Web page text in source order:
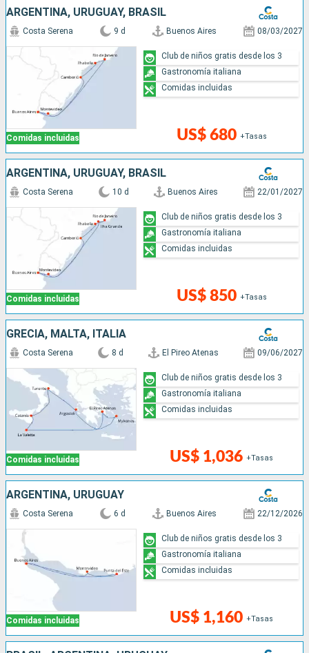
ARGENTINA, URUGUAY, BRASIL
Comidas incluidas
Costa Serena 9 d Buenos Aires 08/03/2027
US$ 680 +Tasas
Club de niños gratis desde los 3
Gastronomía italiana
Comidas incluidas
ARGENTINA, URUGUAY, BRASIL
Comidas incluidas
Costa Serena 10 d Buenos Aires 22/01/2027
US$ 850 +Tasas
Club de niños gratis desde los 3
Gastronomía italiana
Comidas incluidas
GRECIA, MALTA, ITALIA
Comidas incluidas
Costa Serena 8 d El Pireo Atenas 09/06/2027
US$ 1,036 +Tasas
Club de niños gratis desde los 3
Gastronomía italiana
Comidas incluidas
ARGENTINA, URUGUAY
Comidas incluidas
Costa Serena 6 d Buenos Aires 22/12/2026
US$ 1,160 +Tasas
Club de niños gratis desde los 3
Gastronomía italiana
Comidas incluidas